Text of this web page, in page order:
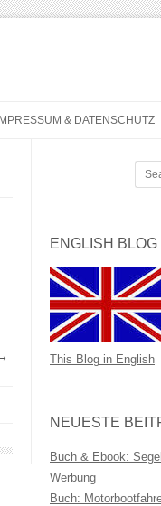
IMPRESSUM & DATENSCHUTZ
ENGLISH BLOG
This Blog in English
NEUESTE
Buch & Ebook:
Werbung
Buch: